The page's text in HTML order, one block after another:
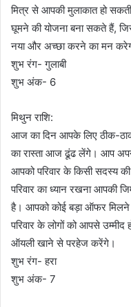
मित्र से आपकी मुलाकात हो
घूमने की योजना बना सकते हैं,
नया और अच्छा करने का मन
शुभ रंग- गुलाबी
शुभ अंक- 6
मिथुन राशि:
आज का दिन आपके लिए ठीक-ठाक
का रास्ता आज ढूंढ लेंगे। आप
आपको परिवार के किसी सदस्य
परिवार का ध्यान रखना आपकी
है। आपको कोई बड़ा ऑफर मिलने
परिवार के लोगों को आपसे
ऑयली खाने से परहेज करेंगे।
शुभ रंग- हरा
शुभ अंक- 7